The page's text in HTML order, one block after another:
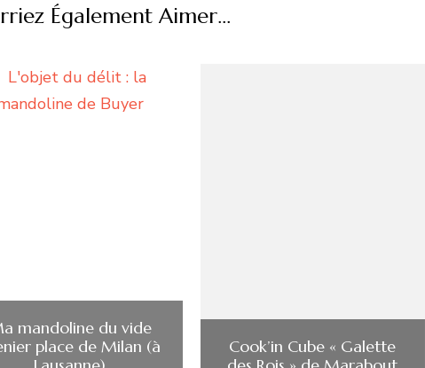
Également Aimer...
mandoline du vide
place de Milan (à
Cook’in Cube « Galette